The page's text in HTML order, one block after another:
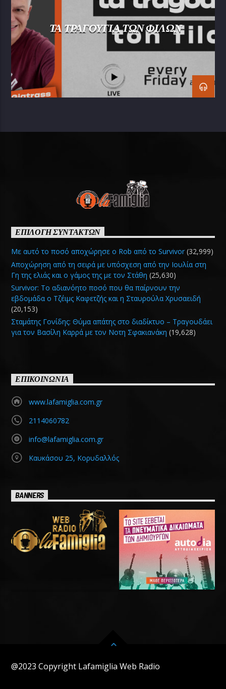
ΤΑ ΤΡΑΓΟΥΓΙΑ ΤΩΝ ΦΙΛΩΝ
ΕΠΙΛΟΓΗ ΣΥΝΤΑΚΤΩΝ
Με αυτό το ποσό αποχώρησε ο Rob από το Survivor (32,999)
Αποχώρηση από τη σειρά με υπόσχεση από την Ιουλία στη
Γη της ελιάς και ο γάμος της με τον Στάθη (25,630)
Survivor: Το αδιανόητο ποσό που θα παίρνουν την
εβδομάδα ο Τζέιμς Καφετζής και η Σταυρούλα Χρυσαειδή
(20,153)
Σταμάτης Γονίδης: Θύμα απάτης στο διαδίκτυο – Τραγουδάει
για τον Βασίλη Καρρά με τον Νοτη Σφακιανάκη (19,628)
ΕΠΙΚΟΙΝΩΝΙΑ
www.lafamiglia.com.gr
2114060782
info@lafamiglia.com.gr
Καυκάσου 25, Κορυδαλλός
BANNERS
@2023 Copyright Lafamiglia Web Radio